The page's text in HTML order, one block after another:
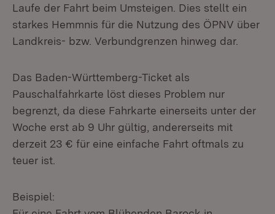
Laufe der Fahrt beim Umsteigen. Dies stellt ein
starkes Hemmnis für die Nutzung des ÖPNV über
Landkreis- bzw. Verbundgrenzen hinweg dar.
Das Baden-Württemberg-Ticket als
Pauschalfahrkarte löst dieses Problem nur
begrenzt, da diese Fahrkarte einerseits unter der
Woche erst ab 9 Uhr gültig, andererseits mit
derzeit 23 € für eine einfache Fahrt oftmals zu
teuer ist.
Beispiel: